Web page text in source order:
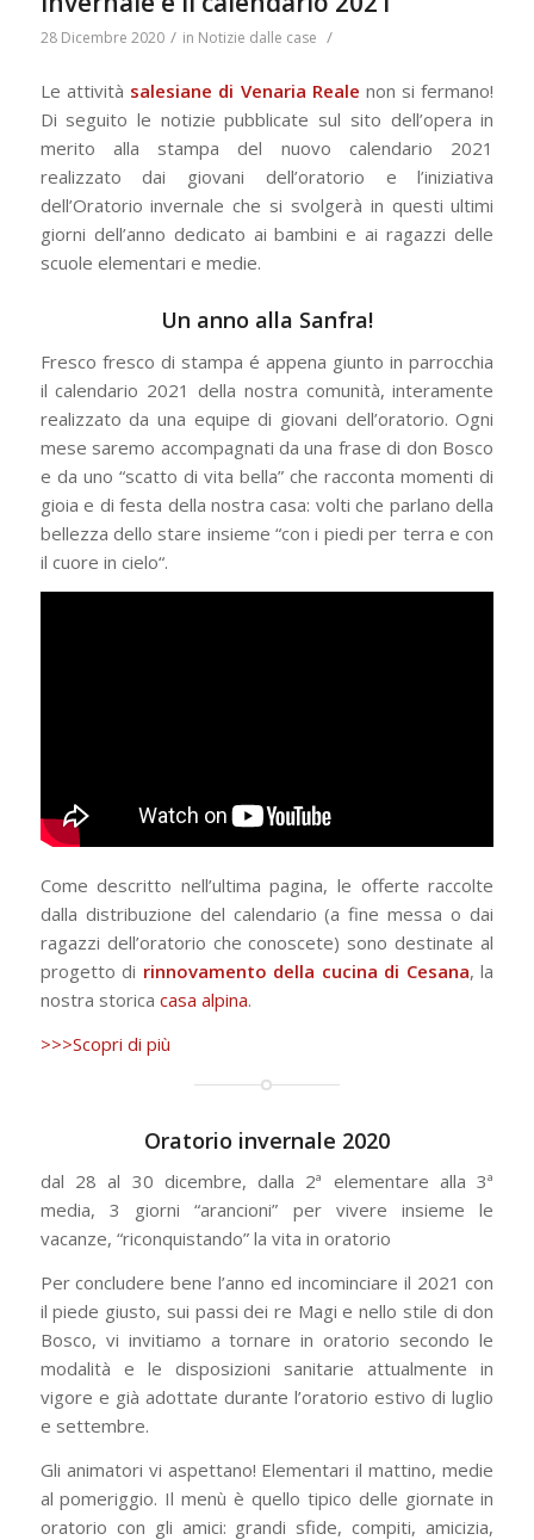
28 Dicembre 2020 / in Notizie dalle case /
Le attività salesiane di Venaria Reale non si fermano!
Di seguito le notizie pubblicate sul sito dell’opera in
merito alla stampa del nuovo calendario 2021
realizzato dai giovani dell’oratorio e l’iniziativa
dell’Oratorio invernale che si svolgerà in questi ultimi
giorni dell’anno dedicato ai bambini e ai ragazzi delle
scuole elementari e medie.
Un anno alla Sanfra!
Fresco fresco di stampa é appena giunto in parrocchia
il calendario 2021 della nostra comunità, interamente
realizzato da una equipe di giovani dell’oratorio. Ogni
mese saremo accompagnati da una frase di don Bosco
e da uno “scatto di vita bella” che racconta momenti di
gioia e di festa della nostra casa: volti che parlano della
bellezza dello stare insieme “con i piedi per terra e con
il cuore in cielo“.
Come descritto nell’ultima pagina, le offerte raccolte
dalla distribuzione del calendario (a fine messa o dai
ragazzi dell’oratorio che conoscete) sono destinate al
progetto di rinnovamento della cucina di Cesana, la
nostra storica casa alpina.
>>>Scopri di più
Oratorio invernale 2020
dal 28 al 30 dicembre, dalla 2ª elementare alla 3ª
media, 3 giorni “arancioni” per vivere insieme le
vacanze, “riconquistando” la vita in oratorio
Per concludere bene l’anno ed incominciare il 2021 con
il piede giusto, sui passi dei re Magi e nello stile di don
Bosco, vi invitiamo a tornare in oratorio secondo le
modalità e le disposizioni sanitarie attualmente in
vigore e già adottate durante l’oratorio estivo di luglio
e settembre.
Gli animatori vi aspettano! Elementari il mattino, medie
al pomeriggio. Il menù è quello tipico delle giornate in
oratorio con gli amici: grandi sfide, compiti, amicizia,